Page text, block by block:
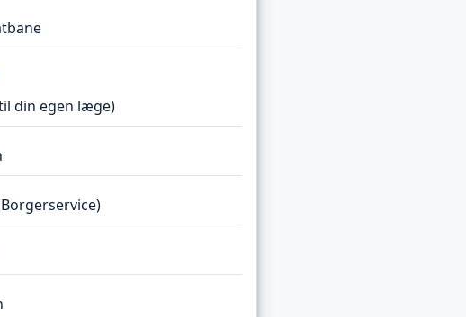
din egen læge)